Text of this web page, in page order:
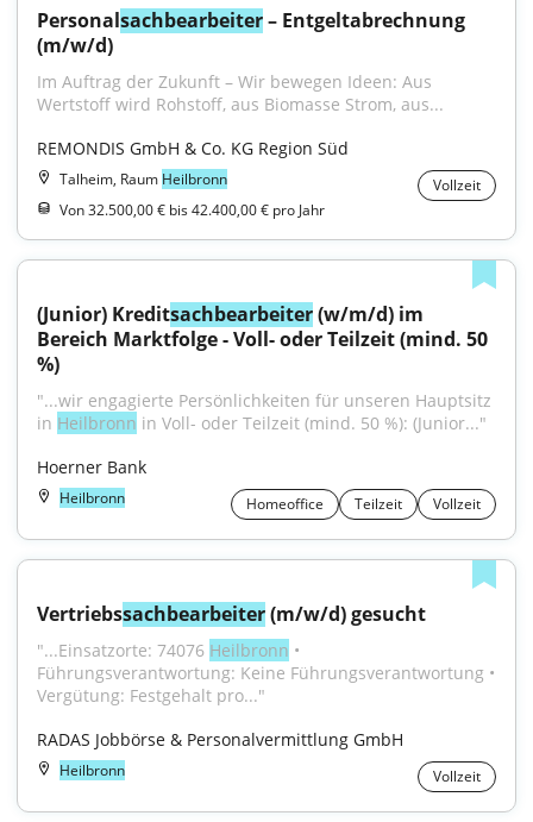
Personalsachbearbeiter – Entgeltabrechnung
(m/w/d)
Im Auftrag der Zukunft – Wir bewegen Ideen: Aus
Wertstoff wird Rohstoff, aus Biomasse Strom, aus...
REMONDIS GmbH & Co. KG Region Süd
Talheim, Raum Heilbronn
Vollzeit
Von 32.500,00 € bis 42.400,00 € pro Jahr
(Junior) Kreditsachbearbeiter (w/m/d) im
Bereich Marktfolge - Voll- oder Teilzeit (mind. 50
%)
"...wir engagierte Persönlichkeiten für unseren Hauptsitz
in Heilbronn in Voll- oder Teilzeit (mind. 50 %): (Junior..."
Hoerner Bank
Heilbronn Homeoffice Teilzeit Vollzeit
Vertriebssachbearbeiter (m/w/d) gesucht
"...Einsatzorte: 74076 Heilbronn •
Führungsverantwortung: Keine Führungsverantwortung •
Vergütung: Festgehalt pro..."
RADAS Jobbörse & Personalvermittlung GmbH
Heilbronn Vollzeit